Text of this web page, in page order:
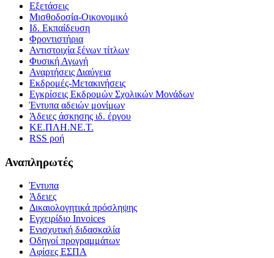
Εξετάσεις
Μισθοδοσία-Οικονομικό
Ιδ. Εκπαίδευση
Φροντιστήρια
Αντιστοιχία ξένων τίτλων
Φυσική Αγωγή
Αναρτήσεις Διαύγεια
Εκδρομές-Μετακινήσεις
Εγκρίσεις Εκδρομών Σχολικών Μονάδων
Έντυπα αδειών μονίμων
Άδειες άσκησης ιδ. έργου
ΚΕ.ΠΛΗ.ΝΕ.Τ.
RSS ροή
Αναπληρωτές
Έντυπα
Άδειες
Δικαιολογητικά πρόσληψης
Εγχειρίδιο Invoices
Ενισχυτική διδασκαλία
Οδηγοί προγραμμάτων
Αφίσες ΕΣΠΑ